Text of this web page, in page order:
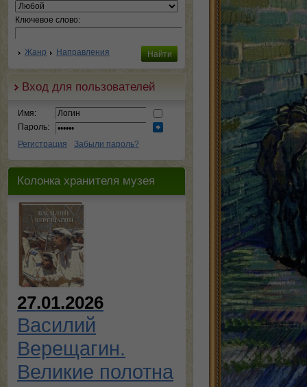
Ключевое слово:
Жанр Направления
Вход для пользователей
Имя:
Пароль:
Регистрация
Забыли пароль?
Колонка хранителя музея
27.01.2026
Василий
Верещагин.
Великие полотна